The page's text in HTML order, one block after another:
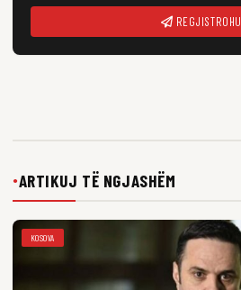
REGJISTROHU
●ARTIKUJ TË NGJASHËM
KOSOVA